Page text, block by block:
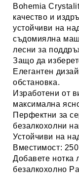
Bohemia
качество и
устойчиви на
съдомиялна
лесни за
Защо да
Елегантен
обстановка.
Изработени от
максимална
Перфектни за
безалкохолни
Устойчиви на
Вместимост:
Добавете нотка
безалкохолно